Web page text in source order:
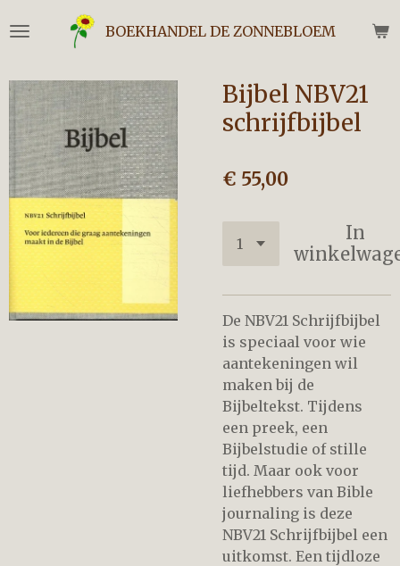
direct
de
hoofdinhoud
BOEKHANDEL DE ZONNEBLOEM
Bijbel NBV21
schrijfbijbel
€ 55,00
In
De NBV21 Schrijfbijbel
is speciaal voor wie
aantekeningen wil
maken bij de
Bijbeltekst. Tijdens
een preek, een
Bijbelstudie of stille
tijd. Maar ook voor
liefhebbers van Bible
journaling is deze
NBV21 Schrijfbijbel een
uitkomst. Een tijdloze